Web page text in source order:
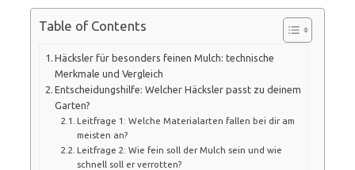
Table of Contents
Häcksler für besonders feinen Mulch: technische
Merkmale und Vergleich
Entscheidungshilfe: Welcher Häcksler passt zu deinem
Garten?
Leitfrage 1: Welche Materialarten fallen bei dir am
meisten an?
Leitfrage 2: Wie fein soll der Mulch sein und wie
schnell soll er verrotten?